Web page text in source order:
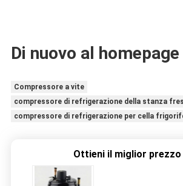
Di nuovo al homepage
Compressore a vite
compressore di refrigerazione della stanza
compressore di refrigerazione per cella
Ottieni il miglior prezzo